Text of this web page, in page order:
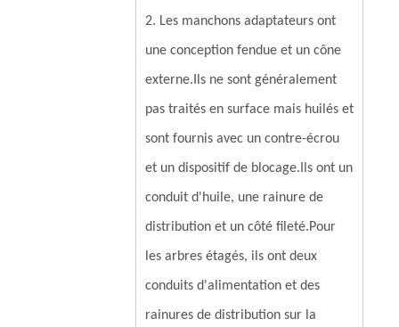
2. Les manchons adaptateurs ont
une conception fendue et un cône
externe.Ils ne sont généralement
pas traités en surface mais huilés et
sont fournis avec un contre-écrou
et un dispositif de blocage.Ils ont un
conduit d'huile, une rainure de
distribution et un côté fileté.Pour
les arbres étagés, ils ont deux
conduits d'alimentation et des
rainures de distribution sur la